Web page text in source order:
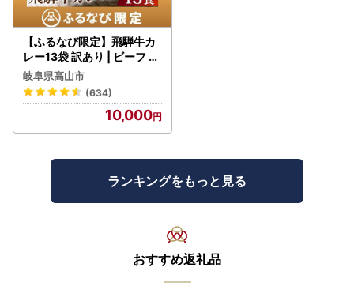
【ふるなび限定】飛騨牛カ
レー13袋 訳あり | ビーフ レ
トルト 訳あり DC006-CP
01 FN-Limited-VO
岐阜県高山市
(634)
10,000
ランキングをもっと見る
おすすめ返礼品